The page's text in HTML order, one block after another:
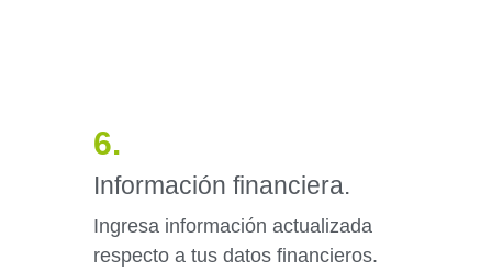
6.
Información financiera.
Ingresa información actualizada
respecto a tus datos financieros.